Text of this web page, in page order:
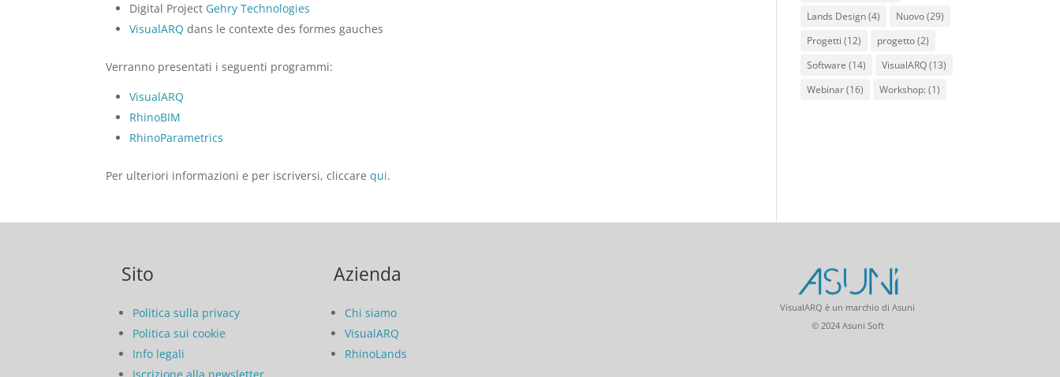
Digital Project Gehry Technologies
VisualARQ dans le contexte des formes gauches
Verranno presentati i seguenti programmi:
VisualARQ
RhinoBIM
RhinoParametrics
Per ulteriori informazioni e per iscriversi, cliccarequi.
Lands Design(4) Nuovo(29)
Progetti (12) progetto(2)
Software (14) VisualARQ(13)
Webinar(16) Workshop: (1)
Sito
Politica sulla privacy
Politica sui cookie
Info legali
Azienda
Chi siamo
VisualARQ
RhinoLands
VisualARQ è un marchio di Asuni
© 2024 Asuni Soft